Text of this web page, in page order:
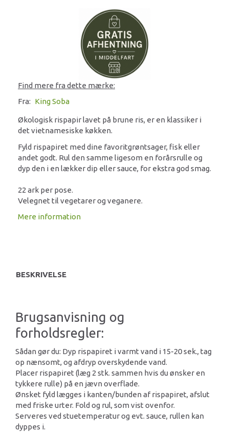
Find mere fra dette mærke:
Fra: King Soba
Økologisk rispapir lavet på brune ris, er en klassiker i
det vietnamesiske køkken.
Fyld rispapiret med dine favoritgrøntsager, fisk eller
andet godt. Rul den samme ligesom en forårsrulle og
dyp den i en lækker dip eller sauce, for ekstra god smag.
22 ark per pose.
Velegnet til vegetarer og veganere.
Mere information
BESKRIVELSE
Brugsanvisning og
forholdsregler:
Sådan gør du: Dyp rispapiret i varmt vand i 15-20 sek., tag
op nænsomt, og afdryp overskydende vand.
Placer rispapiret (læg 2 stk. sammen hvis du ønsker en
tykkere rulle) på en jævn overflade.
Ønsket fyld lægges i kanten/bunden af rispapiret, afslut
med friske urter. Fold og rul, som vist ovenfor.
Serveres ved stuetemperatur og evt. sauce, rullen kan
dyppes i.